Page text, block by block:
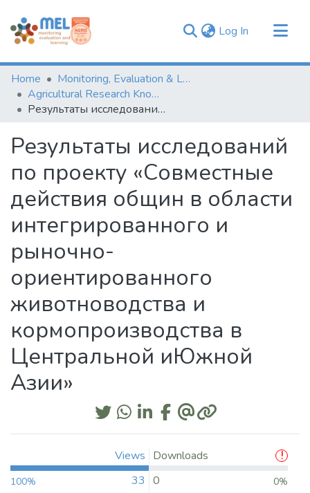
Log In (current)
Communities & Collections
Browse
Statistics
Home
Monitoring, Evaluation & Learning Repository
Agricultural Research Knowledge
Результаты исследований по проекту «Совместные действия общин в области интегрированного и рыночно- ориентированного животноводства и кормопроизводства в Центральной иЮжной Азии»
Результаты исследований
по проекту «Совместные
действия общин в области
интегрированного и
рыночно-
ориентированного
животноводства и
кормопроизводства в
Центральной иЮжной
Азии»
Views
100% 33
Downloads
0
0%